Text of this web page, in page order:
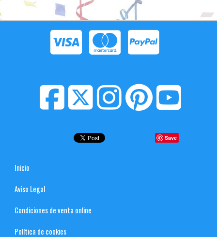
Save
Inicio
Aviso Legal
Condiciones de venta online
Política de cookies